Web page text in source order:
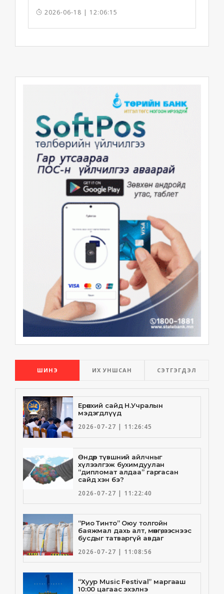
2026-06-18 | 12:06:15
ШИНЭ ИХ УНШСАН СЭТГЭГДЭЛ
Ерөнхий сайд Н.Учралын
мэдэгдлүүд
2026-07-27 | 11:26:45
Өндөр түвшний айлчныг
хүлээлгэж бухимдуулан
“дипломат алдаа” гаргасан
сайд хэн бэ?
2026-07-27 | 11:22:40
“Рио Тинто” Оюу толгойн
баяжмал дахь алт, мөнгө, зэснээс
бусдыг татваргүй авдаг
2026-07-27 | 11:08:56
“Хуур Music Festival” маргааш
10:00 цагаас эхэлнэ